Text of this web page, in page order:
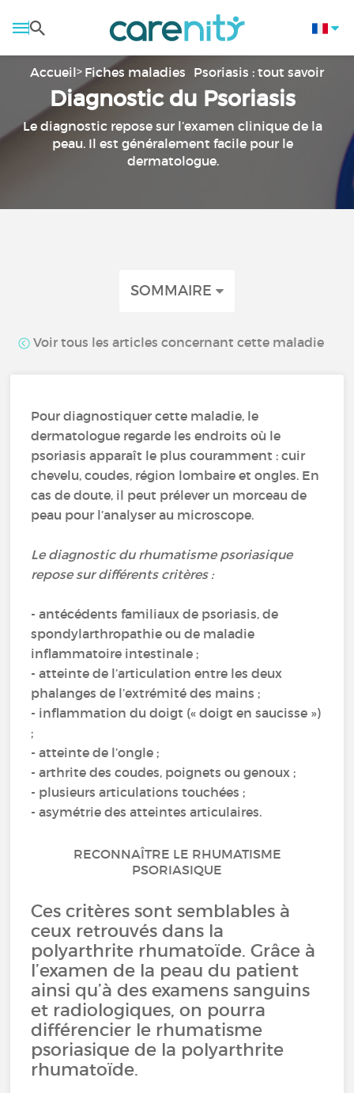
Accueil Fiches maladies Psoriasis : tout savoir
Diagnostic du Psoriasis
Le diagnostic repose sur l’examen clinique de la
peau. Il est généralement facile pour le
dermatologue.
SOMMAIRE
Voir tous les articles concernant cette maladie
Pour diagnostiquer cette maladie, le
dermatologue regarde les endroits où le
psoriasis apparaît le plus couramment : cuir
chevelu, coudes, région lombaire et ongles. En
cas de doute, il peut prélever un morceau de
peau pour l’analyser au microscope.
Le diagnostic du rhumatisme psoriasique
repose sur différents critères :
- antécédents familiaux de psoriasis, de
spondylarthropathie ou de maladie
inflammatoire intestinale ;
- atteinte de l’articulation entre les deux
phalanges de l’extrémité des mains ;
- inflammation du doigt (« doigt en saucisse »)
;
- atteinte de l’ongle ;
- arthrite des coudes, poignets ou genoux ;
- plusieurs articulations touchées ;
- asymétrie des atteintes articulaires.
RECONNAÎTRE LE RHUMATISME
PSORIASIQUE
Ces critères sont semblables à
ceux retrouvés dans la
polyarthrite rhumatoïde. Grâce à
l’examen de la peau du patient
ainsi qu’à des examens sanguins
et radiologiques, on pourra
différencier le rhumatisme
psoriasique de la polyarthrite
rhumatoïde.